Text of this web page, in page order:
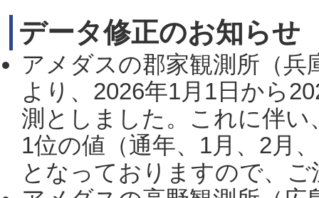
データ修正のお知らせ
アメダスの郡家観測所（
より、2026年1月1日から
測としました。これに伴い
1位の値（通年、1月、2月
となっておりますので、